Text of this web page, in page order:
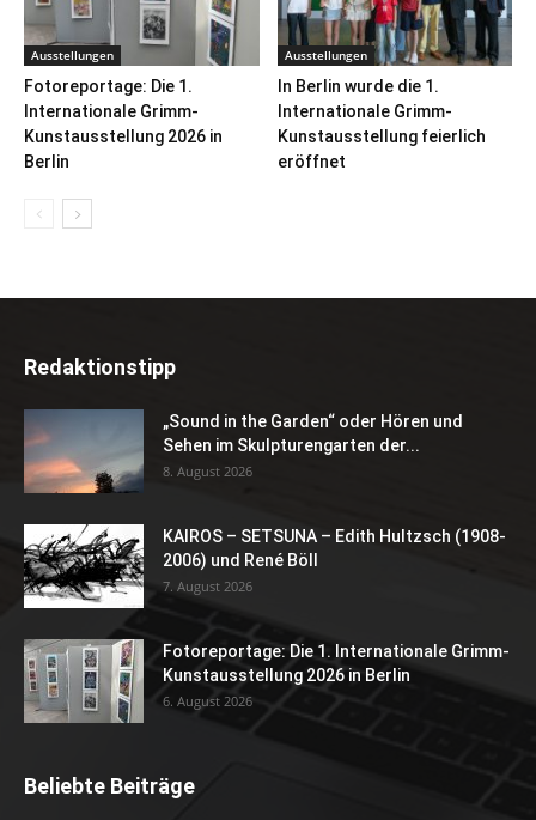
Ausstellungen
Fotoreportage: Die 1.
Internationale Grimm-
Kunstausstellung 2026 in
Berlin
Ausstellungen
In Berlin wurde die 1.
Internationale Grimm-
Kunstausstellung feierlich
eröffnet
Redaktionstipp
„Sound in the Garden“ oder Hören und
Sehen im Skulpturengarten der...
8. August 2026
KAIROS – SETSUNA – Edith Hultzsch (1908-
2006) und René Böll
7. August 2026
Fotoreportage: Die 1. Internationale Grimm-
Kunstausstellung 2026 in Berlin
6. August 2026
Beliebte Beiträge